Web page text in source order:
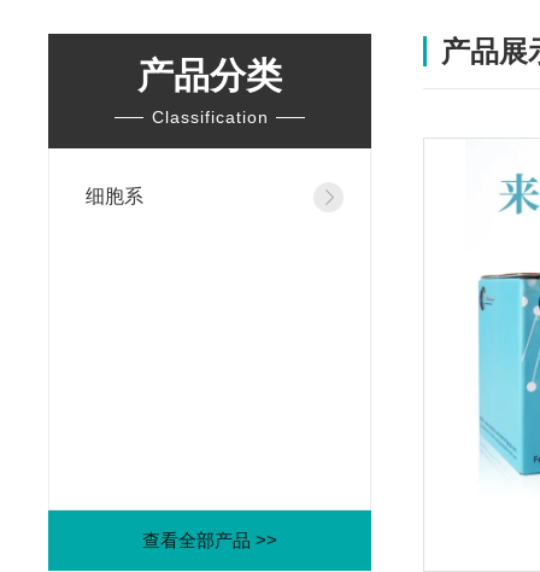
产品分类
Classification
细胞系
查看全部产品 >>
产品展